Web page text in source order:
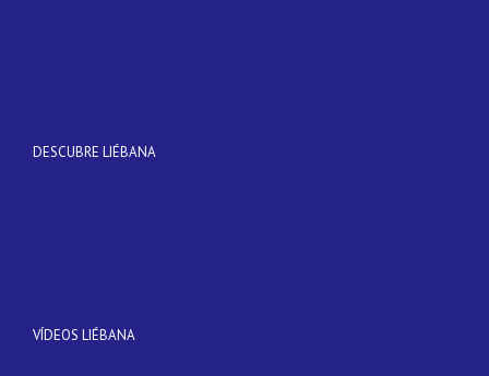
DESCUBRE LIÉBANA
VÍDEOS LIÉBANA